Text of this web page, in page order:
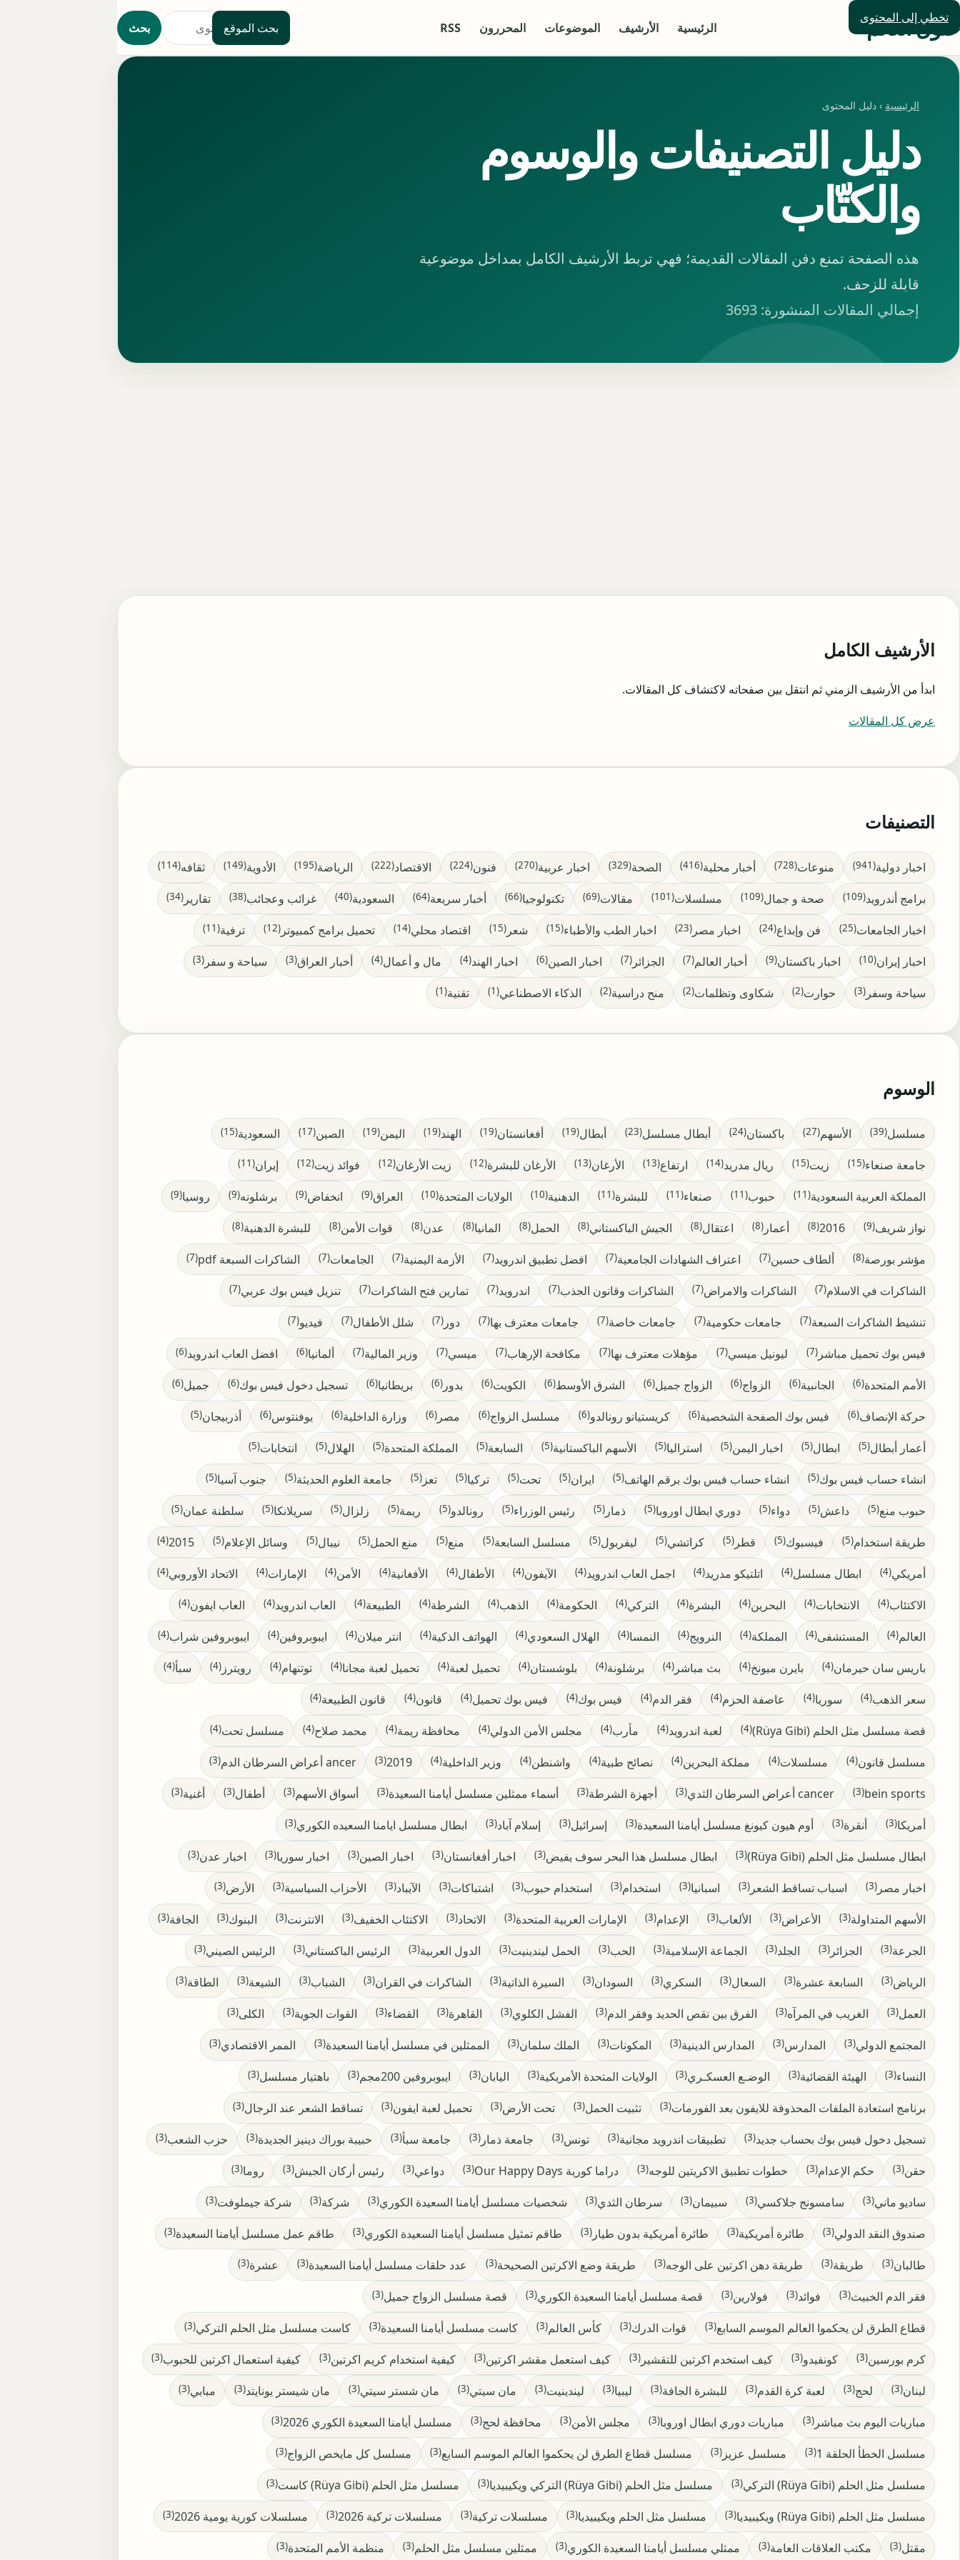
تخطي إلى المحتوى
حلول العالم الرئيسية الأرشيف الموضوعات المحررون RSS بحث الموقع بحث
الرئيسية › دليل المحتوى
دليل التصنيفات والوسوم
والكتّاب
هذه الصفحة تمنع دفن المقالات القديمة؛ فهي تربط الأرشيف الكامل بمداخل موضوعية
قابلة للزحف.
إجمالي المقالات المنشورة: 3693
الأرشيف الكامل
ابدأ من الأرشيف الزمني ثم انتقل بين صفحاته لاكتشاف كل المقالات.
عرض كل المقالات
التصنيفات
اخبار دولية(941) منوعات(728) أخبار محلية(416) الصحة(329) اخبار عربية(270) فنون(224) الاقتصاد(222) الرياضة(195) الأدوية(149) ثقافه(114)
برامج أندرويد(109) صحة و جمال(109) مسلسلات(101) مقالات(69) تكنولوجيا(66) أخبار سريعة(64) السعودية(40) غرائب وعجائب(38) تقارير (34)
اخبار الجامعات(25) فن وإبداع(24) اخبار مصر (23) اخبار الطب والأطباء(15) شعر (15) اقتصاد محلي(14) تحميل برامج كمبيوتر (12) ترفية(11)
اخبار إيران(10) اخبار باكستان(9) أخبار العالم(7) الجزائر (7) اخبار الصين(6) اخبار الهند(4) مال و أعمال(4) أخبار العراق(3) سياحة و سفر (3)
سياحة وسفر (3) حوارت(2) شكاوى وتظلمات(2) منح دراسية(2) الذكاء الاصطناعي(1) تقنية(1)
الوسوم
مسلسل(39) الأسهم(27) باكستان(24) أبطال مسلسل(23) أبطال(19) أفغانستان(19) الهند(19) اليمن(19) الصين(17) السعودية(15)
جامعة صنعاء(15) زيت(15) ريال مدريد(14) ارتفاع(13) الأرغان(13) الأرغان للبشرة(12) زيت الأرغان(12) فوائد زيت(12) إيران(11)
المملكة العربية السعودية(11) حبوب(11) صنعاء(11) للبشرة(11) الدهنية(10) الولايات المتحدة(10) العراق(9) انخفاض(9) برشلونه(9) روسيا(9)
نواز شريف(9)
2016
(8) أعمار (8) اعتقال(8) الجيش الباكستاني(8) الحمل(8) المانيا(8) عدن(8) قوات الأمن(8) للبشرة الدهنية(8)
مؤشر بورصة(8) ألطاف حسين(7) اعتراف الشهادات الجامعية(7) افضل تطبيق اندرويد(7) الأزمة اليمنية(7) الجامعات(7) الشاكرات السبعة pdf (7)
الشاكرات في الاسلام(7) الشاكرات والامراض(7) الشاكرات وقانون الجذب(7) اندرويد(7) تمارين فتح الشاكرات(7) تنزيل فيس بوك عربي(7)
تنشيط الشاكرات السبعة(7) جامعات حكومية(7) جامعات خاصة(7) جامعات معترف بها(7) دور (7) شلل الأطفال(7) فيديو(7)
فيس بوك تحميل مباشر (7) ليونيل ميسي(7) مؤهلات معترف بها(7) مكافحة الإرهاب(7) ميسي(7) وزير المالية(7) ألمانيا(6) افضل العاب اندرويد(6)
الأمم المتحدة(6) الجانبية(6) الزواج(6) الزواج جميل(6) الشرق الأوسط(6) الكويت(6) بدور (6) بريطانيا(6) تسجيل دخول فيس بوك(6) جميل(6)
حركة الإنصاف(6) فيس بوك الصفحة الشخصية(6) كريستيانو رونالدو(6) مسلسل الزواج(6) مصر (6) وزارة الداخلية(6) يوفنتوس(6) أذربيجان(5)
أعمار أبطال(5) ابطال(5) اخبار اليمن(5) استراليا(5) الأسهم الباكستانية(5) السابعة(5) المملكة المتحدة(5) الهلال(5) انتخابات(5)
انشاء حساب فيس بوك(5) انشاء حساب فيس بوك برقم الهاتف(5) ايران(5) تحت(5) تركيا(5) تعز (5) جامعة العلوم الحديثة(5) جنوب آسيا(5)
حبوب منع(5) داعش(5) دواء(5) دوري ابطال اوروبا(5) ذمار (5) رئيس الوزراء(5) رونالدو(5) ريمة(5) زلزال(5) سريلانكا(5) سلطنة عمان(5)
طريقة استخدام(5) فيسبوك(5) قطر (5) كراتشي(5) ليفربول(5) مسلسل السابعة(5) منع(5) منع الحمل(5) نيبال(5) وسائل الإعلام(5)
2015
(4)
أمريكي(4) ابطال مسلسل(4) اتلتيكو مدريد(4) اجمل العاب اندرويد(4) الآيفون(4) الأطفال(4) الأفغانية(4) الأمن(4) الإمارات(4) الاتحاد الأوروبي(4)
الاكتئاب(4) الانتخابات(4) البحرين(4) البشرة(4) التركي(4) الحكومة(4) الذهب(4) الشرطة(4) الطبيعة(4) العاب اندرويد(4) العاب ايفون(4)
العالم(4) المستشفى(4) المملكة(4) النرويج(4) النمسا(4) الهلال السعودي(4) الهواتف الذكية(4) انتر ميلان(4) ايبوبروفين(4) ايبوبروفين شراب(4)
باريس سان حيرمان(4) بايرن ميونخ(4) بث مباشر (4) برشلونة(4) بلوشستان(4) تحميل لعبة(4) تحميل لعبة مجانا(4) توتنهام(4) رويترز (4) سبأ(4)
سعر الذهب(4) سوريا(4) عاصفة الحزم(4) فقر الدم(4) فيس بوك(4) فيس بوك تحميل(4) قانون(4) قانون الطبيعة(4)
قصة مسلسل مثل الحلم (Rüya Gibi) (4) لعبة اندرويد(4) مأرب(4) مجلس الأمن الدولي(4) محافظة ريمة(4) محمد صلاح(4) مسلسل تحت(4)
مسلسل قانون(4) مسلسلات(4) مملكة البحرين(4) نصائح طبية(4) واشنطن(4) وزير الداخلية(4)
2019
(3) ancer أعراض السرطان الدم (3)
bein sports
(3) cancer أعراض السرطان الثدي (3) أجهزة الشرطة(3) أسماء ممثلين مسلسل أيامنا السعيدة(3) أسواق الأسهم(3) أطفال(3) أغنية(3)
أمريكا(3) أنقرة(3) أوم هيون كيونغ مسلسل أيامنا السعيدة(3) إسرائيل(3) إسلام آباد(3) ابطال مسلسل ايامنا السعيده الكوري(3)
ابطال مسلسل مثل الحلم (Rüya Gibi) (3) ابطال مسلسل هذا البحر سوف يفيض(3) اخبار أفغانستان(3) اخبار الصين(3) اخبار سوريا(3) اخبار عدن(3)
اخبار مصر (3) اسباب تساقط الشعر (3) اسبانيا(3) استخدام(3) استخدام حبوب(3) اشتباكات(3) الآيباد(3) الأحزاب السياسية(3) الأرض(3)
الأسهم المتداولة(3) الأعراض(3) الألعاب(3) الإعدام(3) الإمارات العربية المتحدة(3) الاتحاد(3) الاكتئاب الخفيف(3) الانترنت(3) البنوك(3) الجافة(3)
الجرعة(3) الجزائر (3) الجلد(3) الجماعة الإسلامية(3) الحب(3) الحمل ليندينيت(3) الدول العربية(3) الرئيس الباكستاني(3) الرئيس الصيني(3)
الرياض(3) السابعة عشرة(3) السعال(3) السكري(3) السودان(3) السيرة الذاتية(3) الشاكرات في القران(3) الشباب(3) الشيعة(3) الطاقة(3)
العمل(3) الغريب في المرآه(3) الفرق بين نقص الحديد وفقر الدم(3) الفشل الكلوي(3) القاهرة(3) القضاء(3) القوات الجوية(3) الكلى(3)
المجتمع الدولي(3) المدارس(3) المدارس الدينية(3) المكونات(3) الملك سلمان(3) الممثلين في مسلسل أيامنا السعيدة(3) الممر الاقتصادي(3)
النساء(3) الهيئة القضائية(3) الوضـع العسكـري(3) الولايات المتحدة الأمريكية(3) اليابان(3) ايبوبروفين 200مجم (3) باهتيار مسلسل(3)
برنامج استعادة الملفات المحذوفة للايفون بعد الفورمات(3) تثبيت الحمل(3) تحت الأرض(3) تحميل لعبة ايفون(3) تساقط الشعر عند الرجال(3)
تسجيل دخول فيس بوك بحساب جديد(3) تطبيقات اندرويد مجانية(3) تونس(3) جامعة ذمار (3) جامعة سبأ(3) حبيبة بوراك دينيز الجديدة(3) حزب الشعب(3)
حقن(3) حكم الإعدام(3) خطوات تطبيق الاكريتين للوجه(3) دراما كورية Our Happy Days (3) دواعي(3) رئيس أركان الجيش(3) روما(3)
ساديو ماني(3) سامسونج جلاكسي(3) سبيمان(3) سرطان الثدي(3) شخصيات مسلسل أيامنا السعيدة الكوري(3) شركة(3) شركة جيملوفت(3)
صندوق النقد الدولي(3) طائرة أمريكية(3) طائرة أمريكية بدون طيار (3) طاقم تمثيل مسلسل أيامنا السعيدة الكوري(3) طاقم عمل مسلسل أيامنا السعيدة(3)
طالبان(3) طريقة(3) طريقة دهن اكرتين على الوجه(3) طريقة وضع الاكرتين الصحيحة(3) عدد حلقات مسلسل أيامنا السعيدة(3) عشرة(3)
فقر الدم الخبيث(3) فوائد(3) فولارين(3) قصة مسلسل أيامنا السعيدة الكوري(3) قصة مسلسل الزواج جميل(3)
قطاع الطرق لن يحكموا العالم الموسم السابع(3) قوات الدرك(3) كأس العالم(3) كاست مسلسل أيامنا السعيدة(3) كاست مسلسل مثل الحلم التركي(3)
كرم بورسين(3) كونفيدو(3) كيف استخدم اكرتين للتقشير (3) كيف استعمل مقشر اكرتين(3) كيفية استخدام كريم اكرتين(3) كيفية استعمال اكرتين للحبوب(3)
لبنان(3) لحج(3) لعبة كرة القدم(3) للبشرة الجافة(3) ليبيا(3) ليندينيت(3) مان سيتي(3) مان شستر سيتي(3) مان شيستر يونايتد(3) مبابي(3)
مباريات اليوم بث مباشر (3) مباريات دوري ابطال اوروبا(3) مجلس الأمن(3) محافظة لحج(3) مسلسل أيامنا السعيدة الكوري 2026 (3)
مسلسل الخطأ الحلقة 1 (3) مسلسل عزيز (3) مسلسل قطاع الطرق لن يحكموا العالم الموسم السابع(3) مسلسل كل مايخص الزواج(3)
مسلسل مثل الحلم (Rüya Gibi) التركي (3) مسلسل مثل الحلم (Rüya Gibi) التركي ويكيبيديا (3) مسلسل مثل الحلم (Rüya Gibi) كاست (3)
مسلسل مثل الحلم (Rüya Gibi) ويكيبيديا (3) مسلسل مثل الحلم ويكيبيديا(3) مسلسلات تركية(3) مسلسلات تركية 2026 (3) مسلسلات كورية يومية 2026 (3)
مقتل(3) مكتب العلاقات العامة(3) ممثلي مسلسل أيامنا السعيدة الكوري(3) ممثلين مسلسل مثل الحلم(3) منظمة الأمم المتحدة(3)